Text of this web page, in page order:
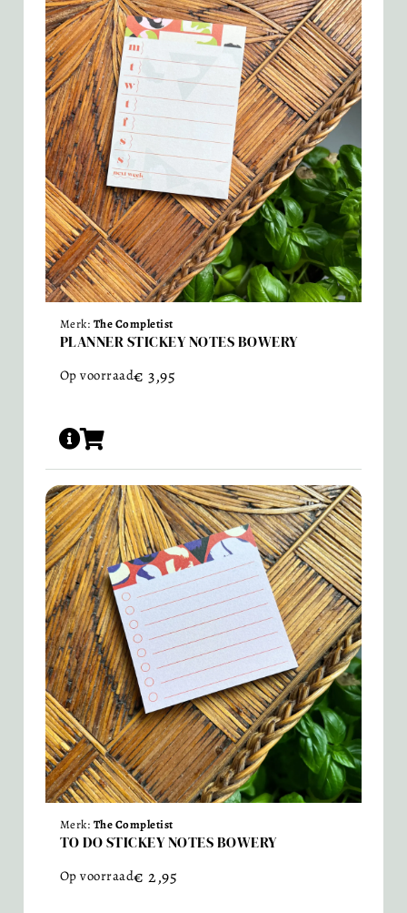
Merk: The Completist
PLANNER STICKEY NOTES BOWERY
Op voorraad€ 3,95
Merk: The Completist
TO DO STICKEY NOTES BOWERY
Op voorraad€ 2,95